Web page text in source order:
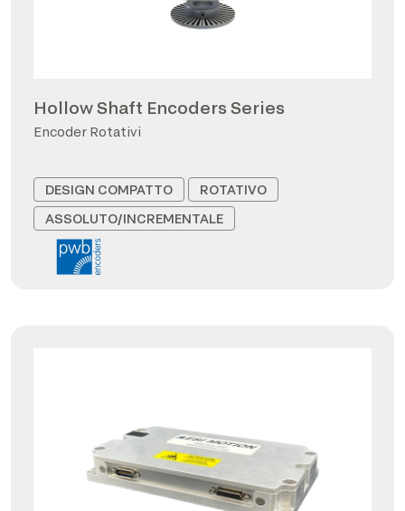
Hollow Shaft Encoders Series
Encoder Rotativi
DESIGN COMPATTO
ROTATIVO
ASSOLUTO/INCREMENTALE